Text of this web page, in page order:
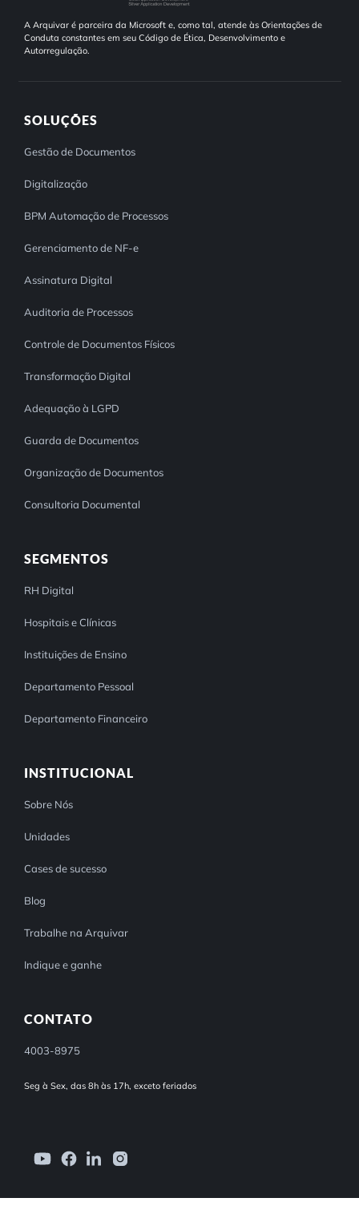
A Arquivar é parceira da Microsoft e, como tal, atende às Orientações de
Conduta constantes em seu Código de Ética, Desenvolvimento e
Autorregulação.
SOLUÇÕES
Gestão de Documentos
Digitalização
BPM Automação de Processos
Gerenciamento de NF-e
Assinatura Digital
Auditoria de Processos
Controle de Documentos Físicos
Transformação Digital
Adequação à LGPD
Guarda de Documentos
Organização de Documentos
Consultoria Documental
SEGMENTOS
RH Digital
Hospitais e Clínicas
Instituições de Ensino
Departamento Pessoal
Departamento Financeiro
INSTITUCIONAL
Sobre Nós
Unidades
Cases de sucesso
Blog
Trabalhe na Arquivar
Indique e ganhe
CONTATO
4003-8975
Seg à Sex, das 8h às 17h, exceto feriados